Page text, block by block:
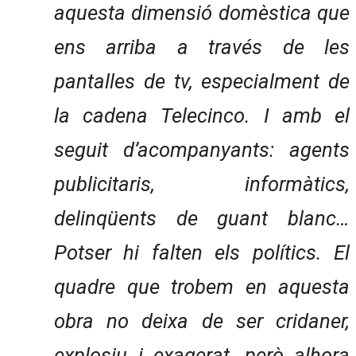
aquesta dimensió domèstica que
ens arriba a través de les
pantalles de tv, especialment de
la cadena Telecinco. I amb el
seguit d’acompanyants: agents
publicitaris, informàtics,
delinqüents de guant blanc…
Potser hi falten els polítics. El
quadre que trobem en aquesta
obra no deixa de ser cridaner,